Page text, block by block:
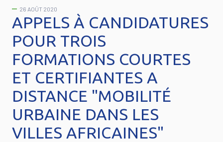
26 AOÛT 2020
APPELS À CANDIDATURES
POUR TROIS
FORMATIONS COURTES
ET CERTIFIANTES A
DISTANCE "MOBILITÉ
URBAINE DANS LES
VILLES AFRICAINES"